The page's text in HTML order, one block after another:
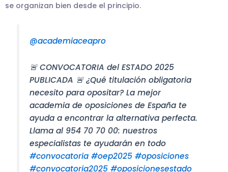
se organizan bien desde el principio.
@academiaceapro
🚨 CONVOCATORIA del ESTADO 2025
PUBLICADA 🚨 ¿Qué titulación obligatoria
necesito para opositar? La mejor
academia de oposiciones de España te
ayuda a encontrar la alternativa perfecta.
Llama al 954 70 70 00: nuestros
especialistas te ayudarán en todo
#convocatoria #oep2025 #oposiciones
#convocatoria2025 #oposicionesestado